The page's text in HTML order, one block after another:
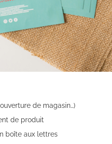
de magasin…)
de produit
boîte aux lettres